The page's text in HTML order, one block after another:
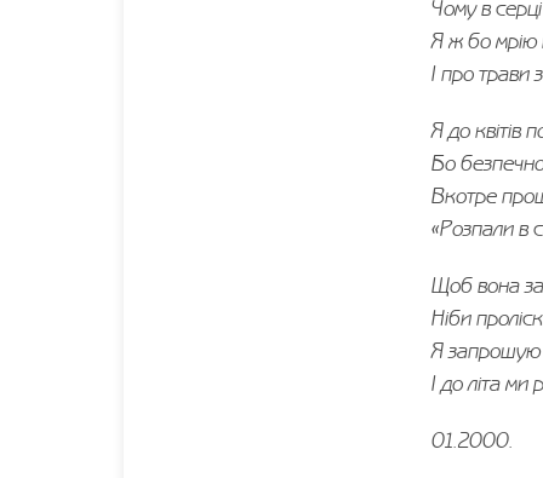
Чому в
Я ж бо мрію
І про трави
Я до квітів
Бо
Вкотре
«Розпали в
Щоб вона
Ніби
Я запрошую
І до літа ми
01.2000.